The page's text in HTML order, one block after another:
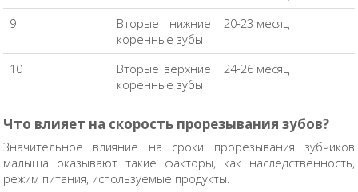
9
Вторые нижние
коренные зубы
20-23 месяц
10
Вторые верхние
коренные зубы
24-26 месяц
Что влияет на скорость прорезывания зубов?
Значительное влияние на сроки прорезывания зубчиков
малыша оказывают такие факторы, как наследственность,
режим питания, используемые продукты.